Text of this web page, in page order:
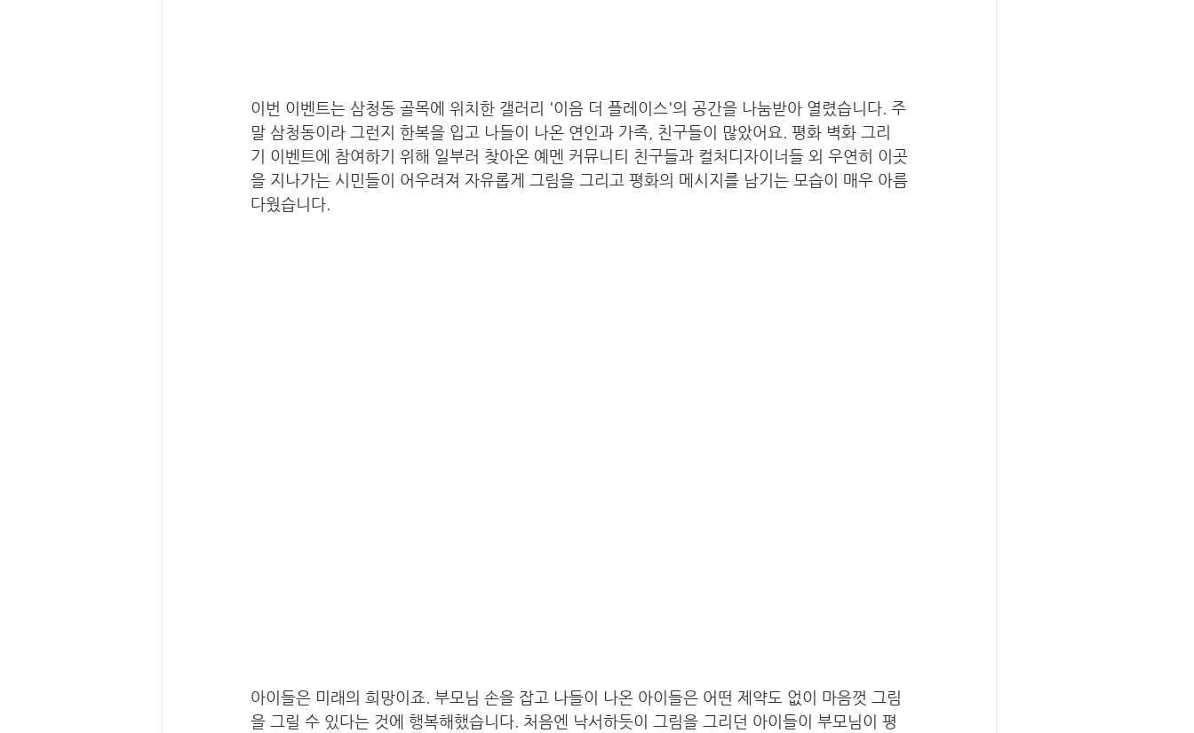
이번 이벤트는 삼청동 골목에 위치한 갤러리 '이음 더 플레이스'의 공간을 나눔받아 열렸습니다. 주
말 삼청동이라 그런지 한복을 입고 나들이 나온 연인과 가족, 친구들이 많았어요. 평화 벽화 그리
기 이벤트에 참여하기 위해 일부러 찾아온 예멘 커뮤니티 친구들과 컬처디자이너들 외 우연히 이곳
을 지나가는 시민들이 어우려져 자유롭게 그림을 그리고 평화의 메시지를 남기는 모습이 매우 아름
다웠습니다.
아이들은 미래의 희망이죠. 부모님 손을 잡고 나들이 나온 아이들은 어떤 제약도 없이 마음껏 그림
을 그릴 수 있다는 것에 행복해했습니다. 처음엔 낙서하듯이 그림을 그리던 아이들이 부모님이 평